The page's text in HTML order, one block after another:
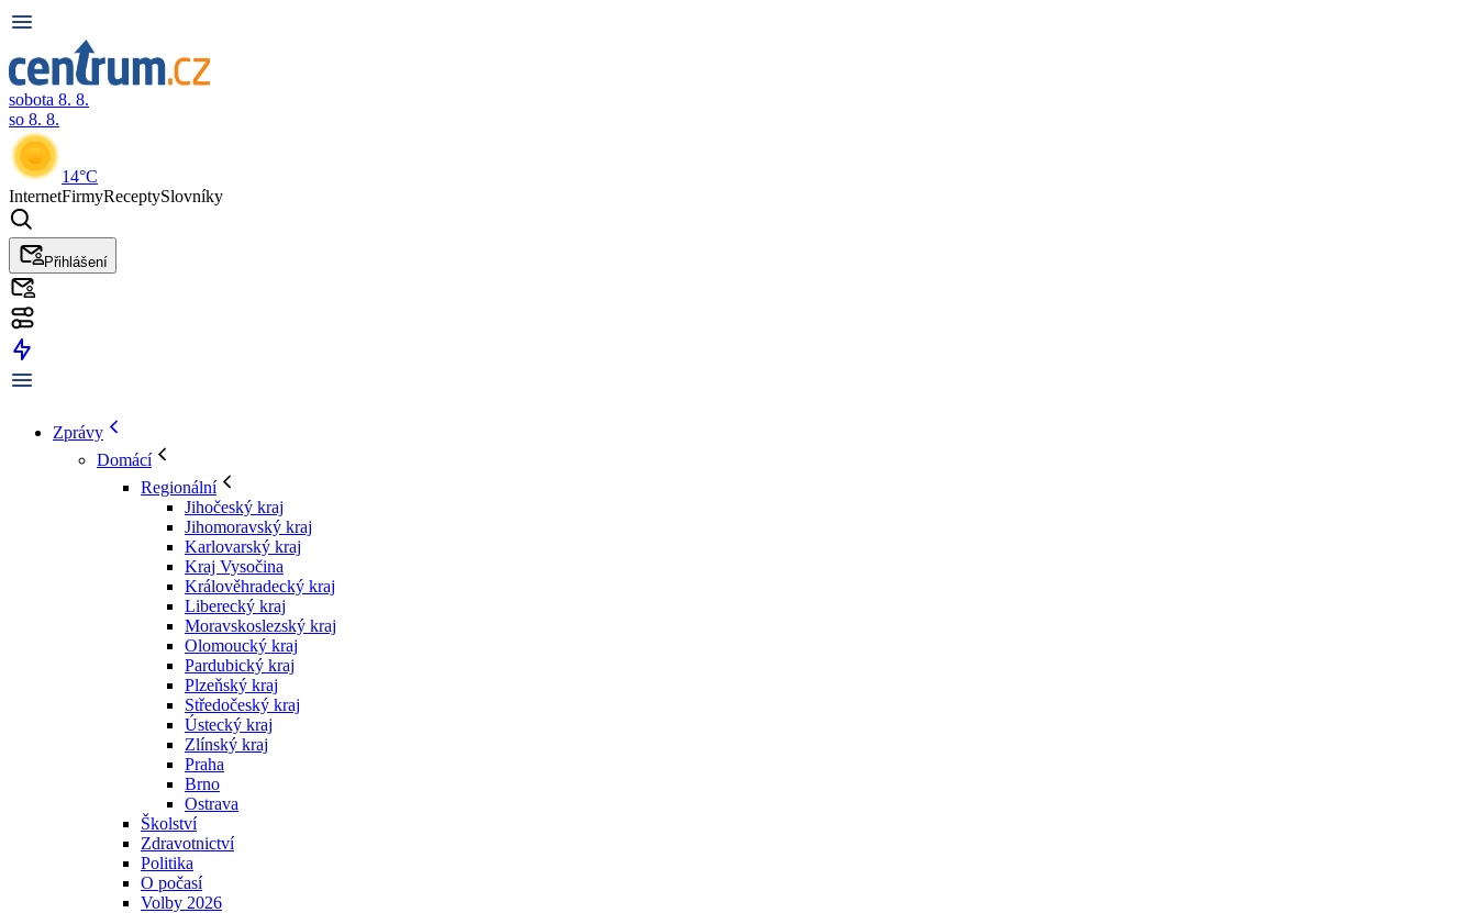
sobota 8. 8.
so 8. 8.
14°C
InternetFirmyReceptySlovníky
Přihlášení
Zprávy
Domácí
Regionální
Jihočeský kraj
Jihomoravský kraj
Karlovarský kraj
Kraj Vysočina
Králověhradecký kraj
Liberecký kraj
Moravskoslezský kraj
Olomoucký kraj
Pardubický kraj
Plzeňský kraj
Středočeský kraj
Ústecký kraj
Zlínský kraj
Praha
Brno
Ostrava
Školství
Zdravotnictví
Politika
O počasí
Volby 2026